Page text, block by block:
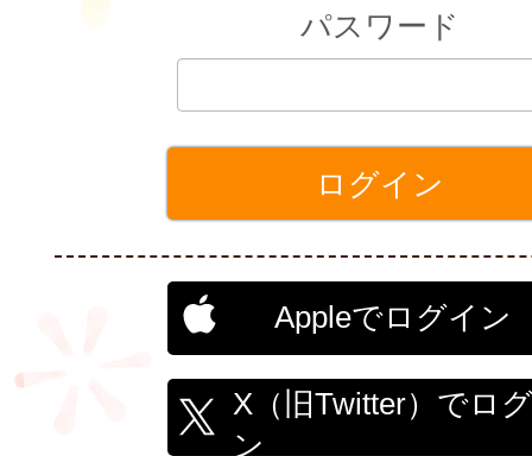
パスワード
Appleでログイン
X（旧Twitter）でロ
ン